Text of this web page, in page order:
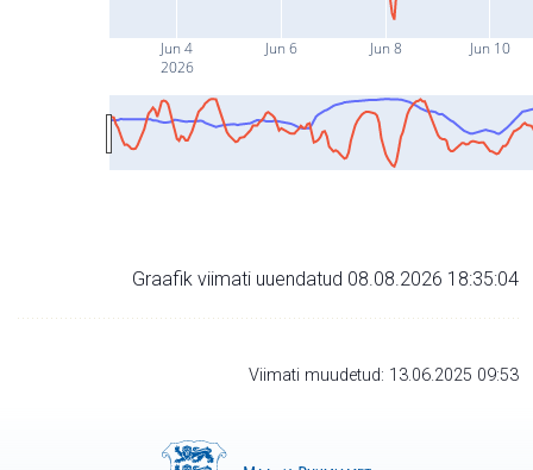
Jun 4
2026
Jun 6 Jun 8 Jun 10
Graafik viimati uuendatud 08.08.2026 18:35:04
Viimati muudetud: 13.06.2025 09:53